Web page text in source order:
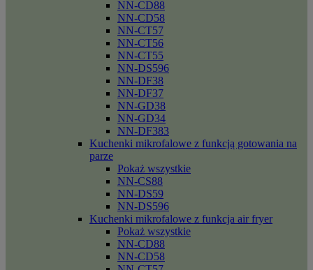
NN-CD88
NN-CD58
NN-CT57
NN-CT56
NN-CT55
NN-DS596
NN-DF38
NN-DF37
NN-GD38
NN-GD34
NN-DF383
Kuchenki mikrofalowe z funkcją gotowania na
parze
Pokaż wszystkie
NN-CS88
NN-DS59
NN-DS596
Kuchenki mikrofalowe z funkcja air fryer
Pokaż wszystkie
NN-CD88
NN-CD58